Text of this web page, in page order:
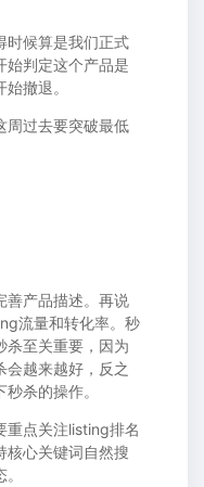
候算是我们正式
始判定这个产品是
撤退。
过去要突破最低
产品描述。再说
流量和转化率。秒
杀至关重要，因为
会越来越好，反之
杀的操作。
点关注listing排名
核心关键词自然搜